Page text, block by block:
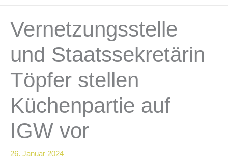
Vernetzungsstelle
und Staatssekretärin
Töpfer stellen
Küchenpartie auf
IGW vor
26. Januar 2024